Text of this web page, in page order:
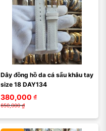
Dây đồng hồ da cá sấu khâu tay
size 18 DAY134
380,000 ₫
650,000 ₫